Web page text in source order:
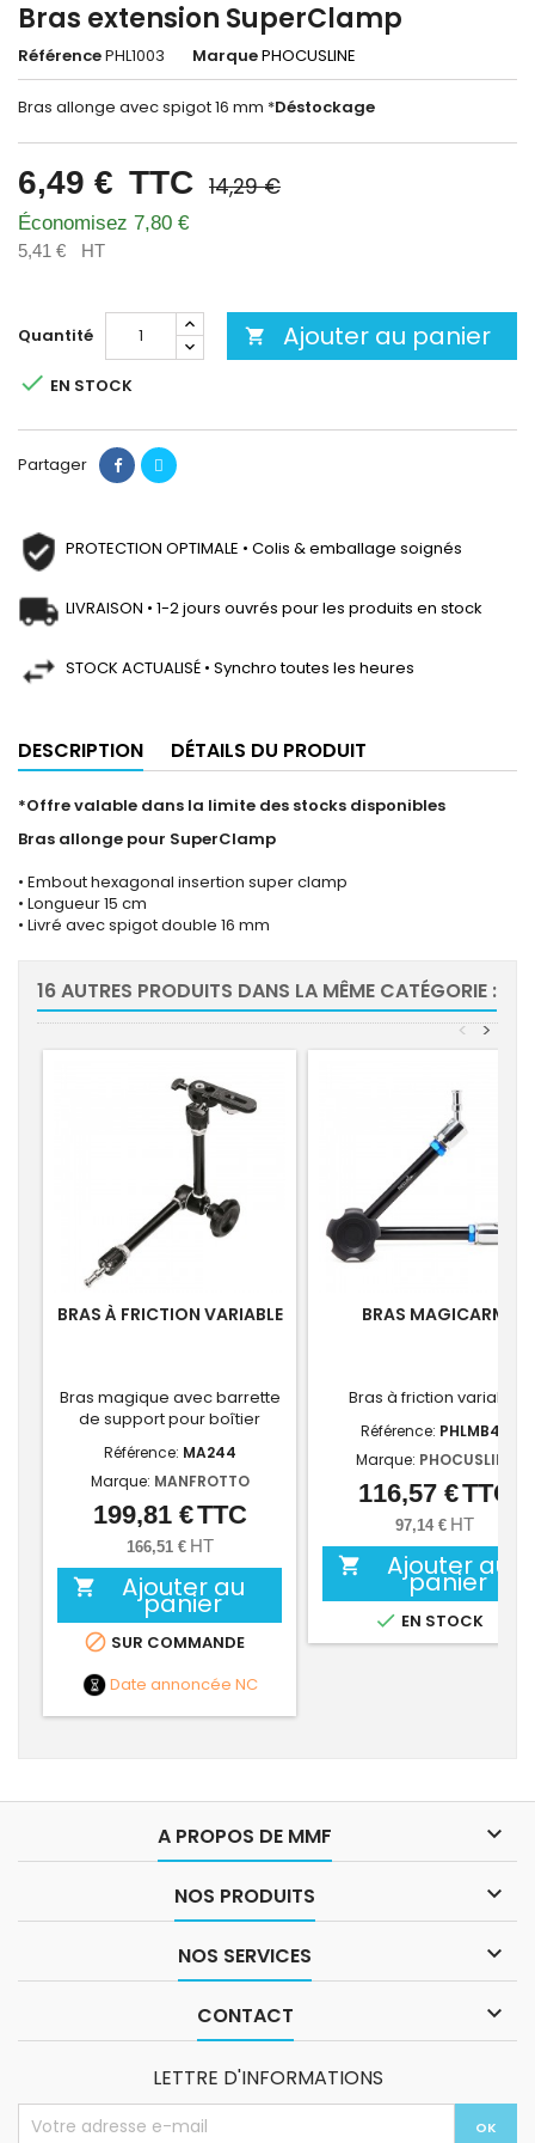
Bras extension SuperClamp
RéférencePHL1003 MarquePHOCUSLINE
Bras allonge avec spigot 16 mm *Déstockage
6,49 € TTC 14,29 €
Économisez 7,80 €
5,41 € HT
Quantité  Ajouter au panier
 EN STOCK
Partager
PROTECTION OPTIMALE • Colis & emballage soignés
LIVRAISON • 1-2 jours ouvrés pour les produits en stock
STOCK ACTUALISÉ • Synchro toutes les heures
DESCRIPTION DÉTAILS DU PRODUIT
*Offre valable dans la limite des stocks disponibles
Bras allonge pour SuperClamp
• Embout hexagonal insertion super clamp
• Longueur 15 cm
• Livré avec spigot double 16 mm
16 AUTRES PRODUITS DANS LA MÊME CATÉGORIE :
>
<
BRAS À FRICTION VARIABLE
Bras magique avec barrette
de support pour boîtier
Référence: MA244
Marque: MANFROTTO
Prix
199,81 €TTC
166,51 € HT
 Ajouter au
panier
 SUR COMMANDE
Date annoncée NC
BRAS MAGICARM
Bras à friction variable
Référence: PHLMB42
Marque: PHOCUSLINE
Prix
116,57 €TTC
97,14 € HT
 Ajouter au
panier
 EN STOCK
A PROPOS DE MMF 
NOS PRODUITS 
NOS SERVICES 
CONTACT 
LETTRE D'INFORMATIONS